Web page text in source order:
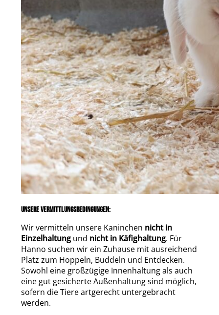
UNSERE VERMITTLUNGSBEDINGUNGEN:
Wir vermitteln unsere Kaninchen nicht in
Einzelhaltungund nicht in Käfighaltung. Für
Hanno suchen wir ein Zuhause mit ausreichend
Platz zum Hoppeln, Buddeln und Entdecken.
Sowohl eine großzügige Innenhaltung als auch
eine gut gesicherte Außenhaltung sind möglich,
sofern die Tiere artgerecht untergebracht
werden.